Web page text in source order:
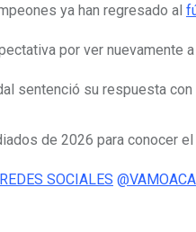
ya han regresado al
por ver nuevamente
sentenció su respuesta con
de 2026 para conocer el
REDES SOCIALES